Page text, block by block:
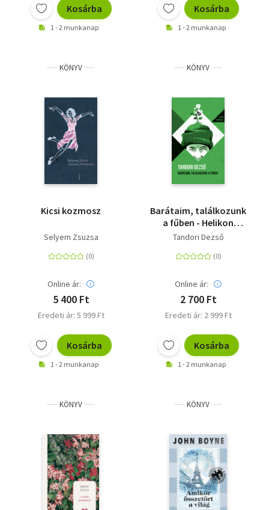
Kosárba
1 - 2 munkanap
Kosárba
1 - 2 munkanap
KÖNYV
Kicsi kozmosz
Selyem Zsuzsa
Online ár:
5 400 Ft
Eredeti ár: 5 999 Ft
Kosárba
1 - 2 munkanap
KÖNYV
Barátaim, találkozunk
a fűben - Helikon
Zsebkönyvek 145.
Tandori Dezső
Online ár:
2 700 Ft
Eredeti ár: 2 999 Ft
Kosárba
1 - 2 munkanap
KÖNYV KÖNYV